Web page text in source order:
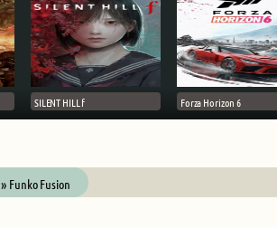
SILENT HILL f Forza Horizon 6
» Funko Fusion